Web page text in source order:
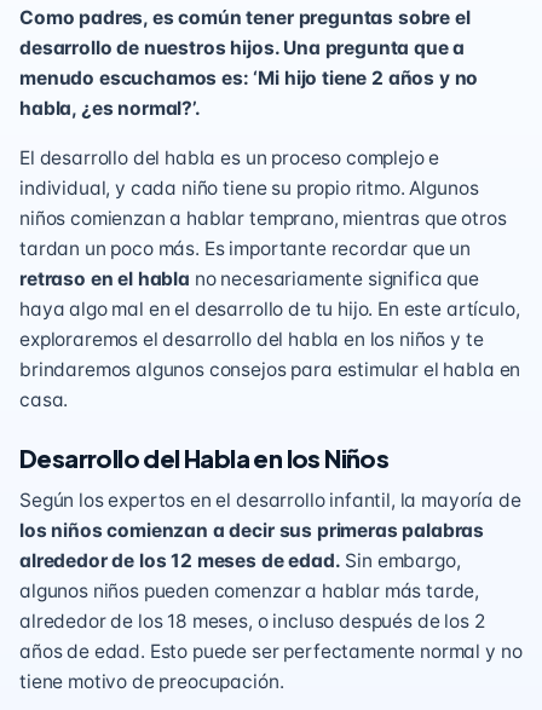
Como padres, es común tener preguntas sobre el
desarrollo de nuestros hijos. Una pregunta que a
menudo escuchamos es: ‘Mi hijo tiene 2 años y no
habla, ¿es normal?’.
El desarrollo del habla es un proceso complejo e
individual, y cada niño tiene su propio ritmo. Algunos
niños comienzan a hablar temprano, mientras que otros
tardan un poco más. Es importante recordar que un
retraso en el habla no necesariamente significa que
haya algo mal en el desarrollo de tu hijo. En este artículo,
exploraremos el desarrollo del habla en los niños y te
brindaremos algunos consejos para estimular el habla en
casa.
Desarrollo del Habla en los Niños
Según los expertos en el desarrollo infantil, la mayoría de
los niños comienzan a decir sus primeras palabras
alrededor de los 12 meses de edad. Sin embargo,
algunos niños pueden comenzar a hablar más tarde,
alrededor de los 18 meses, o incluso después de los 2
años de edad. Esto puede ser perfectamente normal y no
tiene motivo de preocupación.